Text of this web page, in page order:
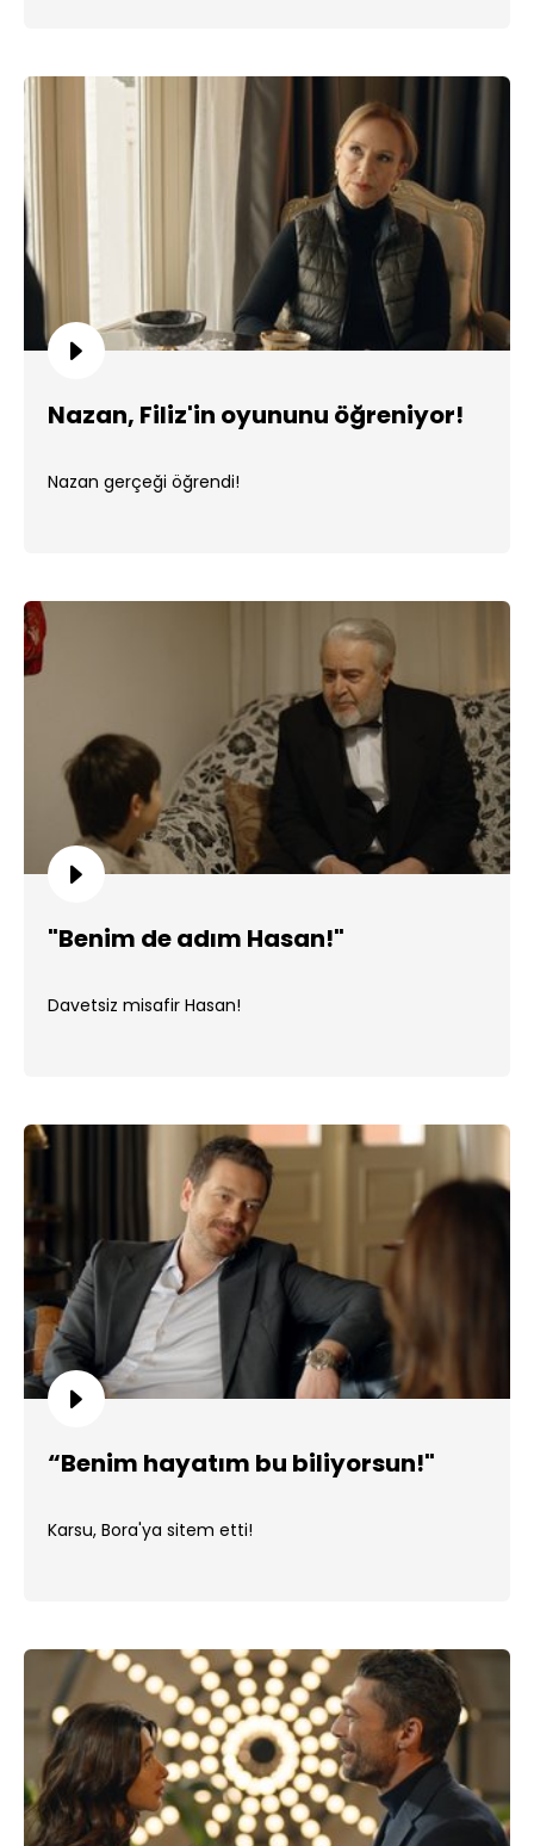
Nazan, Filiz'in oyununu öğreniyor!
Nazan gerçeği öğrendi!
"Benim de adım Hasan!"
Davetsiz misafir Hasan!
“Benim hayatım bu biliyorsun!"
Karsu, Bora'ya sitem etti!